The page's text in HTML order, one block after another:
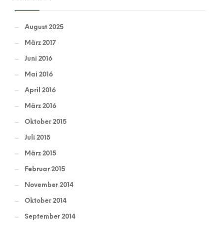
August 2025
März 2017
Juni 2016
Mai 2016
April 2016
März 2016
Oktober 2015
Juli 2015
März 2015
Februar 2015
November 2014
Oktober 2014
September 2014